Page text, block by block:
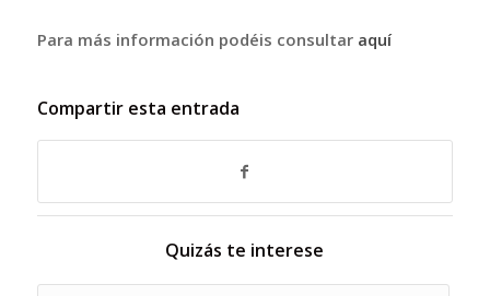
Para más información podéis consultar aquí
Compartir esta entrada
Quizás te interese